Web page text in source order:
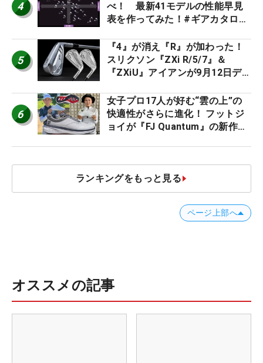
4
べ！ 最新41モデルの性能早見
表を作ってみた！#ギアカタログ
5
『4』が消え『R』が加わった！
スリクソン『ZXi R/5/7』＆
『ZXiU』アイアンが9月12日デ
6
女子プロ17人が好む“雲の上”の
快適性がさらに進化！ フットジ
ョイが『FJ Quantum』の新作を
ランキングをもっと見る
ページ上部へ
オススメの記事